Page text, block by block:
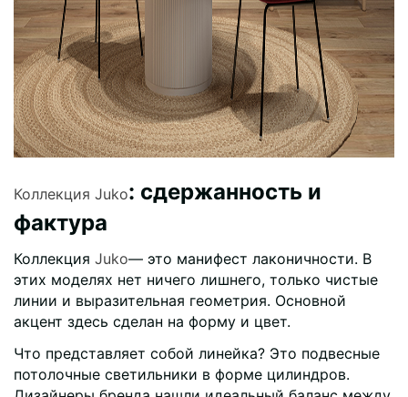
Коллекция Juko: сдержанность и
фактура
Коллекция Juko— это манифест лаконичности. В
этих моделях нет ничего лишнего, только чистые
линии и выразительная геометрия. Основной
акцент здесь сделан на форму и цвет.
Что представляет собой линейка? Это подвесные
потолочные светильники в форме цилиндров.